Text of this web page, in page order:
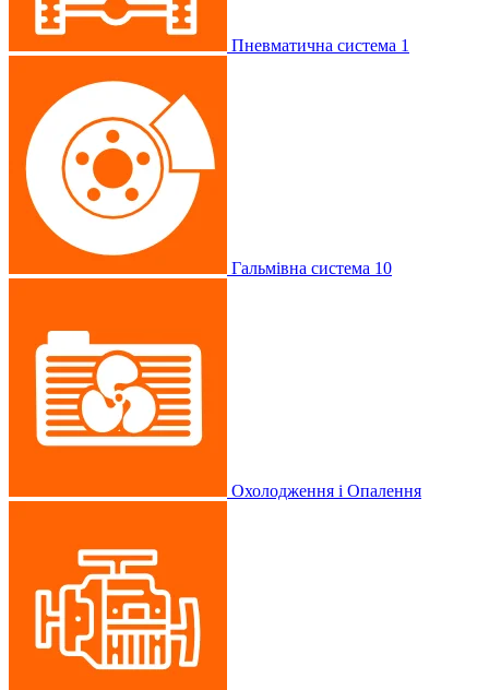
Пневматична система 1
Гальмівна система 10
Охолодження і Опалення